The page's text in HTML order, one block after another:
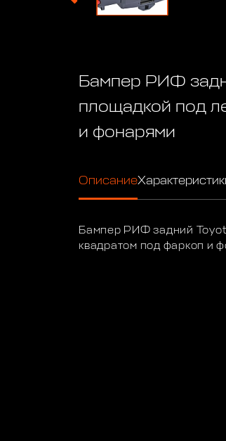
Бампер РИФ
площадкой под
и фонарями
Описание
Бампер РИФ задний
квадратом под фаркоп и